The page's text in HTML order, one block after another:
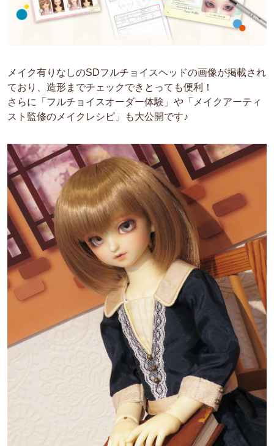
メイク有りなしのSDフルチョイスヘッドの画像が掲載され
ており、造形までチェックできとっても便利！
さらに「フルチョイスオーダー体験」や「メイクアーティ
スト監修のメイクレシピ」も大公開です♪